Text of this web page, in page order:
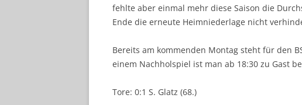
fehlte aber einmal mehr diese Saison die
Ende die erneute Heimniederlage nicht
Bereits am kommenden Montag steht für den
einem Nachholspiel ist man ab 18:30 zu Gast
Tore: 0:1 S. Glatz (68.)